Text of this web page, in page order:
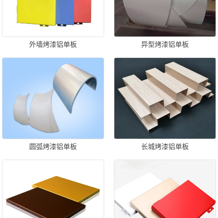
外墙烤漆铝单板 异型烤漆铝单板
圆弧烤漆铝单板 长城烤漆铝单板